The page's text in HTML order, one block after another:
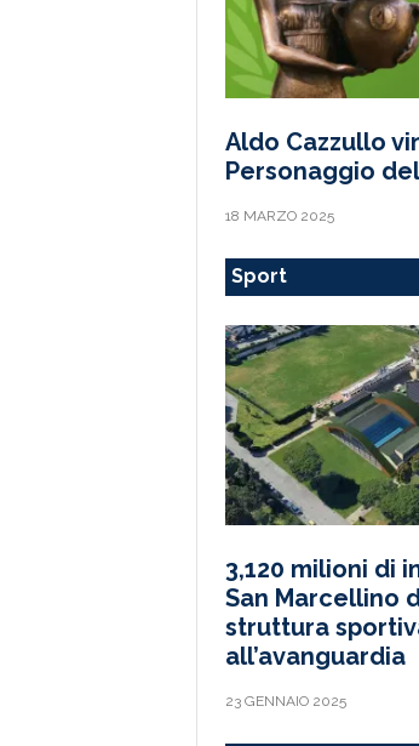
Aldo Cazzullo
Personaggio
18 MARZO 2025
Sport
3,120 milioni di
San Marcellino
struttura
all’avanguardia
23 GENNAIO 2025